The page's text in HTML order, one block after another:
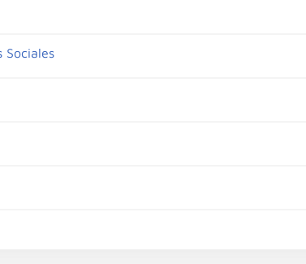
Sociales